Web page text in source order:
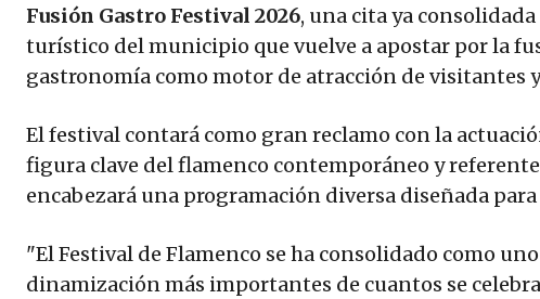
Fusión Gastro Festival 2026, una cita ya
turístico del municipio que vuelve a apostar por la
gastronomía como motor de atracción de visitantes
El festival contará como gran reclamo con la
figura clave del flamenco contemporáneo y
encabezará una programación diversa diseñada
"El Festival de Flamenco se ha consolidado como
dinamización más importantes de cuantos se